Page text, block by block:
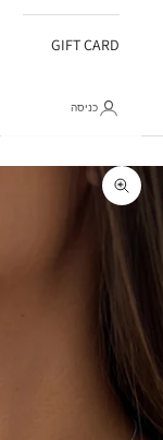
GIFT CARD
כניסה
תקריב